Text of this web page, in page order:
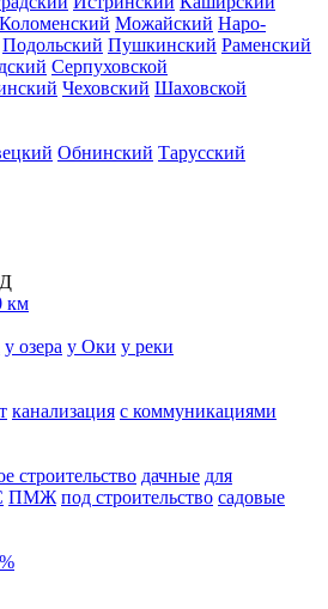
Коломенский Можайский Наро-
Подольский Пушкинский Раменский
Серпуховской
Чеховский Шаховской
Обнинский Тарусский
км
у озера у Оки у реки
канализация с коммуникациями
строительство дачные для
ПМЖ под строительство садовые